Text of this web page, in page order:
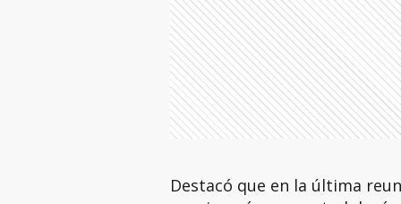
Destacó que en la última